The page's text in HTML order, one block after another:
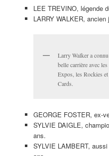
LEE TREVINO, légende
LARRY WALKER,
Larry Walker a
belle carrière avec les
Expos, les Rockies et
Cards.
GEORGE FOSTER, ex-
SYLVIE DAIGLE,
ans.
SYLVIE LAMBERT,